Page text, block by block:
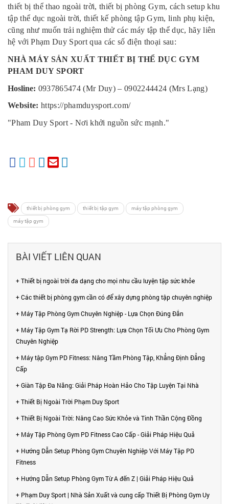
thiết bị thể thao ngoài trời, thiết bị phòng Gym, cách setup khu
tập thể dục ngoài trời, thiết kế phòng tập Gym, linh phụ kiện,
cũng như muốn trải nghiệm thử các máy tập thể dục, hãy liên
hệ với Phạm Duy Sport qua các số điện thoại sau:
NHÀ MÁY SẢN XUẤT THIẾT BỊ THỂ DỤC GYM
PHAM DUY SPORT
Hosline: 0937865474 (Mr Duy) – 0902244424 (Mrs Lạng)
Website: https://phamduysport.com/
"Pham Duy Sport - Nơi khởi nguồn sức mạnh."
thiết bị phòng gym thiết bị tập gym
máy tập phòng gym
máy tập gym
BÀI VIẾT LIÊN QUAN
+ Thiết bị ngoài trời đa dạng cho mọi nhu cầu luyện tập sức khỏe
+ Các thiết bị phòng gym cần có để xây dựng phòng tập chuyên nghiệp
+ Máy Tập Phòng Gym Chuyên Nghiệp - Lựa Chọn Đúng Đắn
+ Máy Tập Gym Tạ Rời PD Strength: Lựa Chọn Tối Ưu Cho Phòng Gym
Chuyên Nghiệp
+ Máy tập Gym PD Fitness: Nâng Tầm Phòng Tập, Khẳng Định Đẳng
Cấp
+ Giàn Tập Đa Năng: Giải Pháp Hoàn Hảo Cho Tập Luyện Tại Nhà
+ Thiết Bị Ngoài Trời Phạm Duy Sport
+ Thiết Bị Ngoài Trời: Nâng Cao Sức Khỏe và Tinh Thần Cộng Đồng
+ Máy Tập Phòng Gym PD Fitness Cao Cấp - Giải Pháp Hiệu Quả
+ Hướng Dẫn Setup Phòng Gym Chuyên Nghiệp Với Máy Tập PD
Fitness
+ Hướng Dẫn Setup Phòng Gym Từ A đến Z | Giải Pháp Hiệu Quả
+ Phạm Duy Sport | Nhà Sản Xuất và cung cấp Thiết Bị Phòng Gym Uy